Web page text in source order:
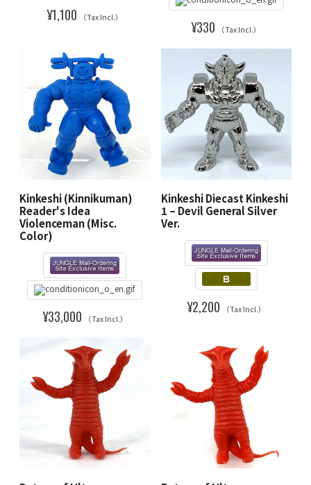
¥1,100 （Tax Incl.）
¥330 （Tax Incl.）
Kinkeshi (Kinnikuman)
Reader's Idea
Violenceman (Misc.
Color)
¥33,000 （Tax Incl.）
Kinkeshi Diecast Kinkeshi
1 – Devil General Silver
Ver.
¥2,200 （Tax Incl.）